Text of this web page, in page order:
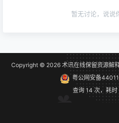
暂无讨论，说说
Copyright © 2026术讯在线保留资源解
粤公网安备
查询 14 次，耗